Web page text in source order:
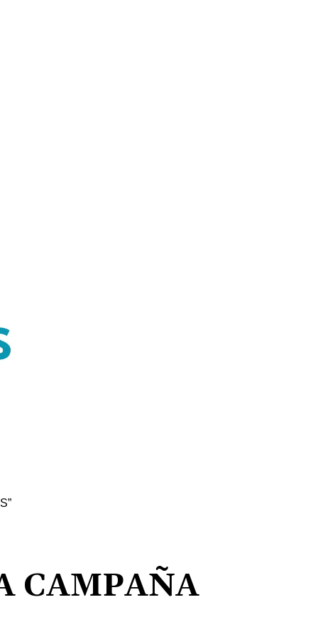
CAMPAÑA